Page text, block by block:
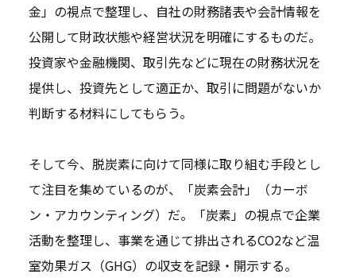
金」の視点で整理し、自社の財務諸表や会計情報を
公開して財政状態や経営状況を明確にするものだ。
投資家や金融機関、取引先などに現在の財務状況を
提供し、投資先として適正か、取引に問題がないか
判断する材料にしてもらう。
そして今、脱炭素に向けて同様に取り組む手段とし
て注目を集めているのが、「炭素会計」（カーボ
ン・アカウンティング）だ。「炭素」の視点で企業
活動を整理し、事業を通じて排出されるCO2など温
室効果ガス（GHG）の収支を記録・開示する。